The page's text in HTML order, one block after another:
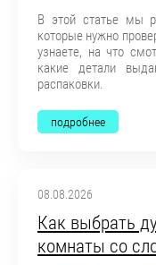
В этой статье мы
которые нужно
узнаете, на что
какие детали
распаковки.
подробнее
08.08.2026
Как выбрать
комнаты со